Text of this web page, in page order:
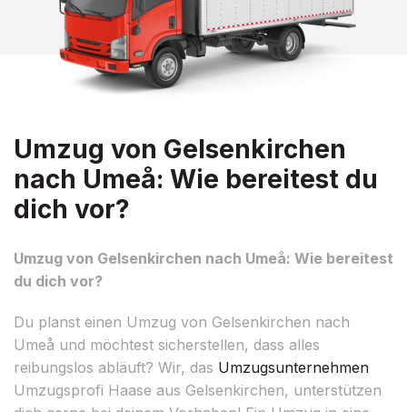
Umzug von Gelsenkirchen
nach Umeå: Wie bereitest du
dich vor?
Umzug von Gelsenkirchen nach Umeå: Wie bereitest
du dich vor?
Du planst einen Umzug von Gelsenkirchen nach
Umeå und möchtest sicherstellen, dass alles
reibungslos abläuft? Wir, das Umzugsunternehmen
Umzugsprofi Haase aus Gelsenkirchen, unterstützen